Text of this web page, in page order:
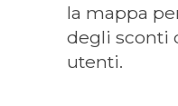
la mappa
degli sconti
utenti.